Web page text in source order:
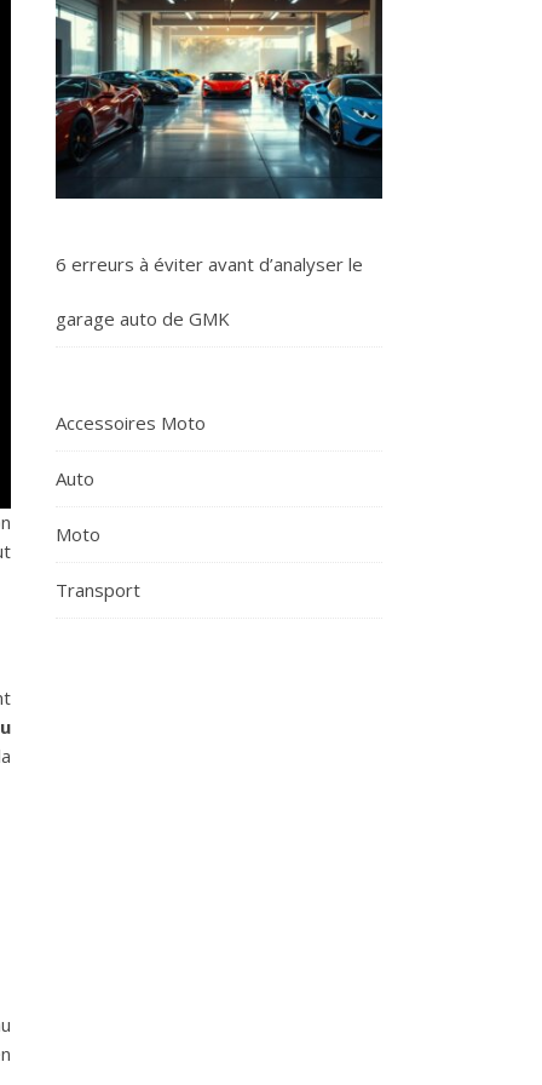
6 erreurs à éviter avant d’analyser le
garage auto de GMK
Accessoires Moto
Auto
Moto
Transport